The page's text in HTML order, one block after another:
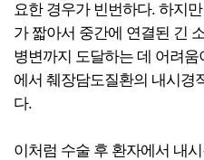
요한 경우가 빈번하다. 하지
가 짧아서 중간에 연결된 긴
병변까지 도달하는 데 어려
에서 췌장담도질환의 내시경
다.
이처럼 수술 후 환자에서 내